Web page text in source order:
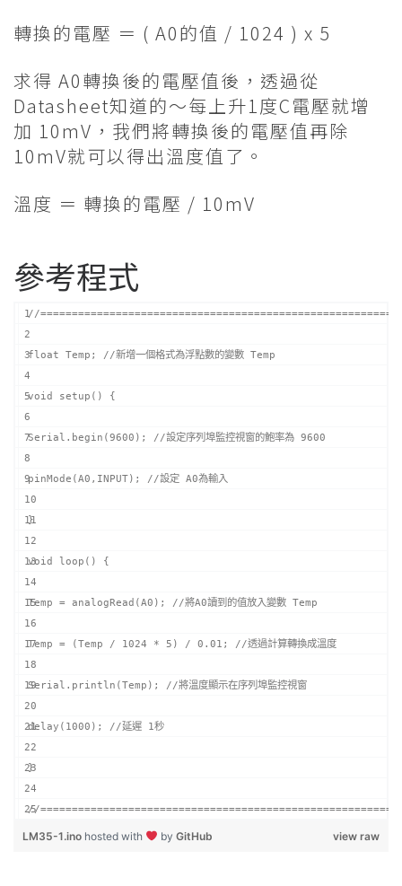
轉換的電壓 ＝ ( A0的值 / 1024 ) x 5
求得 A0轉換後的電壓值後，透過從
Datasheet知道的～每上升1度C電壓就增
加 10mV，我們將轉換後的電壓值再除
10mV就可以得出溫度值了。
溫度 ＝ 轉換的電壓 / 10mV
參考程式
//=========================================================
float Temp; //新增一個格式為浮點數的變數 Temp
void setup() {
Serial.begin(9600); //設定序列埠監控視窗的鮑率為 9600
pinMode(A0,INPUT); //設定 A0為輸入
}
void loop() {
Temp = analogRead(A0); //將A0讀到的值放入變數 Temp
Temp = (Temp / 1024 * 5) / 0.01; //透過計算轉換成溫度
Serial.println(Temp); //將溫度顯示在序列埠監控視窗
delay(1000); //延遲 1秒
}
//=========================================================
view raw
LM35-1.ino hosted with by GitHub